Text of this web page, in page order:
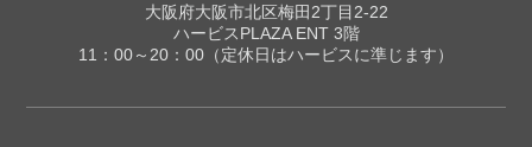
大阪府大阪市北区梅田2丁目2-22
ハービスPLAZA ENT 3階
11：00～20：00（定休日はハービスに準じます）